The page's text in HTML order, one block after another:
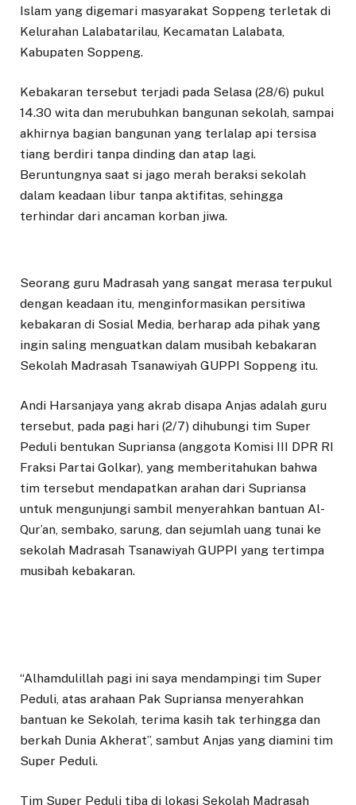
Islam yang digemari masyarakat Soppeng terletak di
Kelurahan Lalabatarilau, Kecamatan Lalabata,
Kabupaten Soppeng.
Kebakaran tersebut terjadi pada Selasa (28/6) pukul
14.30 wita dan merubuhkan bangunan sekolah, sampai
akhirnya bagian bangunan yang terlalap api tersisa
tiang berdiri tanpa dinding dan atap lagi.
Beruntungnya saat si jago merah beraksi sekolah
dalam keadaan libur tanpa aktifitas, sehingga
terhindar dari ancaman korban jiwa.
Seorang guru Madrasah yang sangat merasa terpukul
dengan keadaan itu, menginformasikan persitiwa
kebakaran di Sosial Media, berharap ada pihak yang
ingin saling menguatkan dalam musibah kebakaran
Sekolah Madrasah Tsanawiyah GUPPI Soppeng itu.
Andi Harsanjaya yang akrab disapa Anjas adalah guru
tersebut, pada pagi hari (2/7) dihubungi tim Super
Peduli bentukan Supriansa (anggota Komisi III DPR RI
Fraksi Partai Golkar), yang memberitahukan bahwa
tim tersebut mendapatkan arahan dari Supriansa
untuk mengunjungi sambil menyerahkan bantuan Al-
Qur’an, sembako, sarung, dan sejumlah uang tunai ke
sekolah Madrasah Tsanawiyah GUPPI yang tertimpa
musibah kebakaran.
“Alhamdulillah pagi ini saya mendampingi tim Super
Peduli, atas arahaan Pak Supriansa menyerahkan
bantuan ke Sekolah, terima kasih tak terhingga dan
berkah Dunia Akherat”, sambut Anjas yang diamini tim
Super Peduli.
Tim Super Peduli tiba di lokasi Sekolah Madrasah